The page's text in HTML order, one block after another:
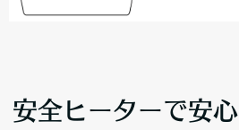
安全ヒーターで安心